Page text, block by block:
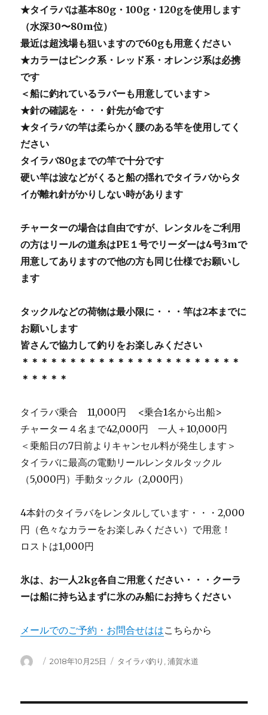
★タイラバは基本80g・100g・120gを使用します
（水深30〜80m位）
最近は超浅場も狙いますので60gも用意ください
★カラーはピンク系・レッド系・オレンジ系は必携
です
＜船に釣れているラバーも用意しています＞
★針の確認を・・・針先が命です
★タイラバの竿は柔らかく腰のある竿を使用してく
ださい
タイラバ80gまでの竿で十分です
硬い竿は波などがくると船の揺れでタイラバからタ
イが離れ針がかりしない時があります
チャーターの場合は自由ですが、レンタルをご利用
の方はリールの道糸はPE１号でリーダーは4号3mで
用意してありますので他の方も同じ仕様でお願いし
ます
タックルなどの荷物は最小限に・・・竿は2本までに
お願いします
皆さんで協力して釣りをお楽しみください
＊＊＊＊＊＊＊＊＊＊＊＊＊＊＊＊＊＊＊＊＊＊＊
＊＊＊＊＊
タイラバ乗合 11,000円 <乗合1名から出船>
チャーター４名まで42,000円 一人＋10,000円
＜乗船日の7日前よりキャンセル料が発生します＞
タイラバに最高の電動リールレンタルタックル
（5,000円）手動タックル（2,000円）
4本針のタイラバをレンタルしています・・・2,000
円（色々なカラーをお楽しみください）で用意！
ロストは1,000円
氷は、お一人2kg各自ご用意ください・・・クーラ
ーは船に持ち込まずに氷のみ船にお持ちください
メールでのご予約・お問合せははこちらから
投 投
2018年10月25日
カ
タイラバ釣り ,浦賀水道